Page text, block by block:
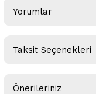
Yorumlar
Taksit Seçenekleri
Önerileriniz